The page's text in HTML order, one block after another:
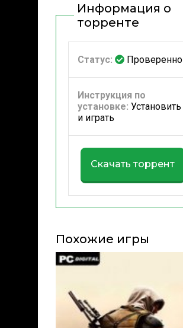
Информация о
торренте
Статус: Проверенно
Инструкция по
установке: Установить
и играть
Скачать торрент
Похожие игры